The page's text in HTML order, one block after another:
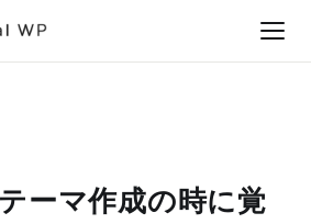
ーマ作成の時に覚